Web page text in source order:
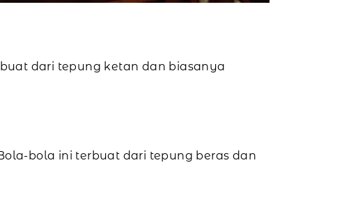
dari tepung ketan dan biasanya
bola ini terbuat dari tepung beras dan